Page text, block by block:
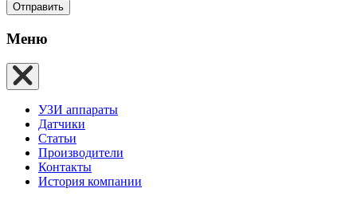
Отправить
Меню
УЗИ аппараты
Датчики
Статьи
Производители
Контакты
История компании